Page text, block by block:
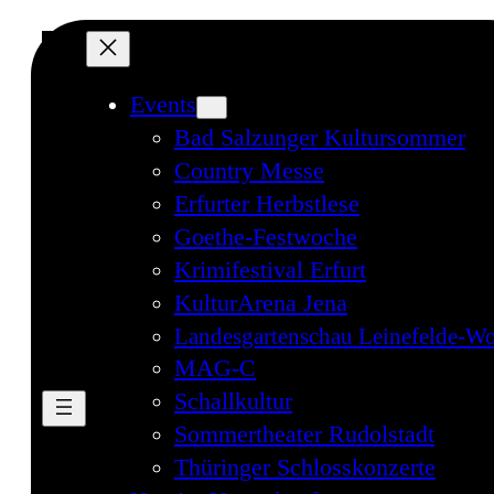
Events
Bad Salzunger Kultursommer
Country Messe
Erfurter Herbstlese
Goethe-Festwoche
Krimifestival Erfurt
KulturArena Jena
Landesgartenschau Leinefelde-
MAG-C
Schallkultur
Sommertheater Rudolstadt
Thüringer Schlosskonzerte